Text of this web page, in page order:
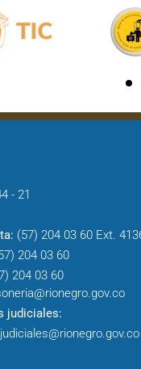
- 21
(57) 204 03 60 Ext.
204 03 60
204 03 60
judiciales: